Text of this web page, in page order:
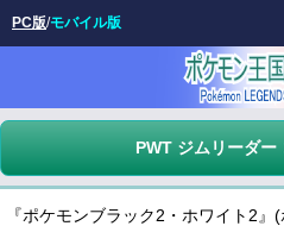
PWT ジムリーダー
『ポケモンブラック2・ホワイト2』
PC版/モバイル版